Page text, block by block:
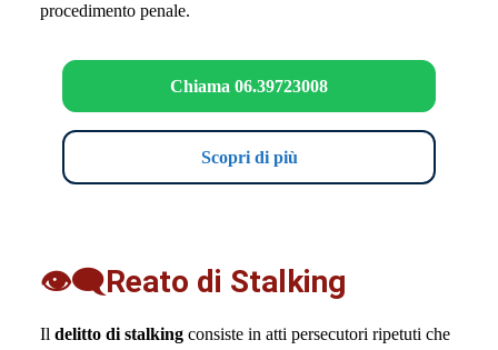
procedimento penale.
Chiama 06.39723008
Scopri di più
👁️‍🗨️Reato di Stalking
Il delitto di stalking consiste in atti persecutori ripetuti che